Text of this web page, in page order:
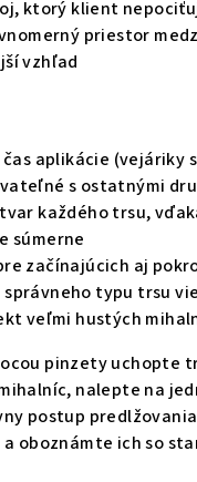
ktorý klient
priestor
vzhľad
aplikácie (vejáriky
s ostatnými
každého trsu,
súmerne
začínajúcich aj
správneho typu trsu
veľmi hustých
pinzety uchopte
nalepte na
postup
oboznámte ich so